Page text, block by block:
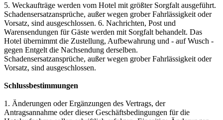
5. Weckaufträge werden vom Hotel mit größter Sorgfalt ausgeführt.
Schadensersatzansprüche, außer wegen grober Fahrlässigkeit oder
Vorsatz, sind ausgeschlossen. 6. Nachrichten, Post und
Warensendungen für Gäste werden mit Sorgfalt behandelt. Das
Hotel übernimmt die Zustellung, Aufbewahrung und - auf Wusch -
gegen Entgelt die Nachsendung derselben.
Schadensersatzansprüche, außer wegen grober Fahrlässigkeit oder
Vorsatz, sind ausgeschlossen.
Schlussbestimmungen
1. Änderungen oder Ergänzungen des Vertrags, der
Antragsannahme oder dieser Geschäftsbedingungen für die